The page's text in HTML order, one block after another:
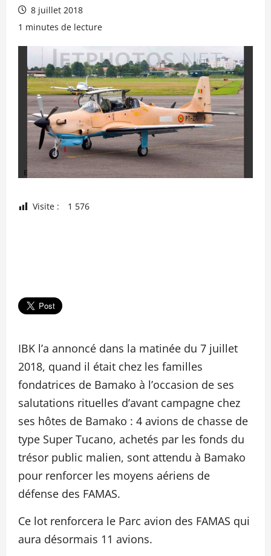
8 juillet 2018
1 minutes de lecture
Visite : 1 576
IBK l’a annoncé dans la matinée du 7 juillet
2018, quand il était chez les familles
fondatrices de Bamako à l’occasion de ses
salutations rituelles d’avant campagne chez
ses hôtes de Bamako : 4 avions de chasse de
type Super Tucano, achetés par les fonds du
trésor public malien, sont attendu à Bamako
pour renforcer les moyens aériens de
défense des FAMAS.
Ce lot renforcera le Parc avion des FAMAS qui
aura désormais 11 avions.